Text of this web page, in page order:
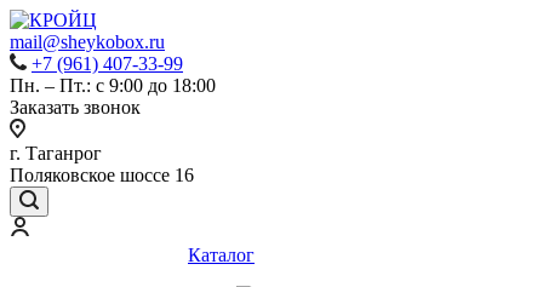
mail@sheykobox.ru
+7 (961) 407-33-99
Пн. – Пт.: с 9:00 до 18:00
Заказать звонок
г. Таганрог
Поляковское шоссе 16
Каталог